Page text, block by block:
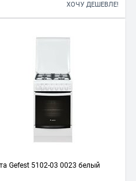
ХОЧУ ДЕШЕВЛЕ!
Gefest 5102-03 0023 белый